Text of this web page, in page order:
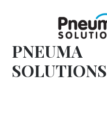
PNEUMA
SOLUTIONS